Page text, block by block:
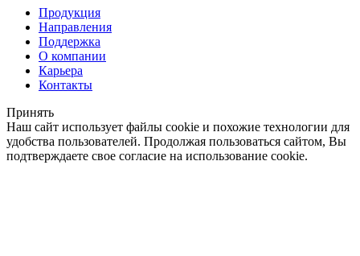
Продукция
Направления
Поддержка
О компании
Карьера
Контакты
Принять
Наш сайт использует файлы cookie и похожие технологии для
удобства пользователей. Продолжая пользоваться сайтом, Вы
подтверждаете свое согласие на использование cookie.